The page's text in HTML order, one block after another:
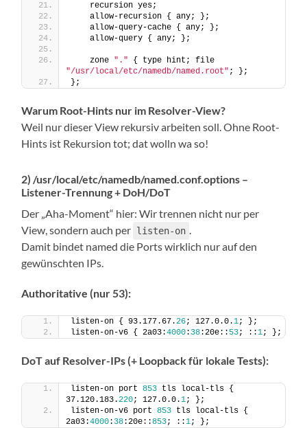
    recursion yes;
    allow-recursion { any; };
    allow-query-cache { any; };
    allow-query { any; };
    zone
"."
"/usr/local/etc/namedb/named.root" ; };
};
Warum Root-Hints nur im Resolver-View?
Weil nur dieser View rekursiv arbeiten soll. Ohne Root-
Hints ist Rekursion tot; dat wolln wa so!
2) /usr/local/etc/namedb/named.conf.options –
Listener-Trennung + DoH/DoT
Der „Aha-Moment“ hier: Wir trennen nicht nur per
View, sondern auch per listen-on .
Damit bindet named die Ports wirklich nur auf den
gewünschten IPs.
Authoritative (nur 53):
listen-on { 93.177.67.26; 127.0.0.1; };
listen-on-v6 { 2a03:4000: 38:20e:: 53; ::1; };
DoT auf Resolver-IPs (+ Loopback für lokale Tests):
listen-on port 853 tls local-tls {
37.120.183.220; 127.0.0.1; };
listen-on-v6 port 853 tls local-tls {
2a03:4000: 38:20e::853; ::1; };